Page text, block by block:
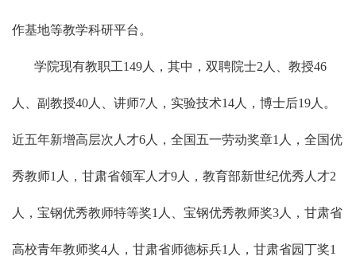
作基地等教学科研平台。
学院现有教职工149人，其中，双聘院士2人、教授46
人、副教授40人、讲师7人，实验技术14人，博士后19人。
近五年新增高层次人才6人，全国五一劳动奖章1人，全国优
秀教师1人，甘肃省领军人才9人，教育部新世纪优秀人才2
人，宝钢优秀教师特等奖1人、宝钢优秀教师奖3人，甘肃省
高校青年教师奖4人，甘肃省师德标兵1人，甘肃省园丁奖1